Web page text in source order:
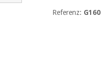
Referenz: G160